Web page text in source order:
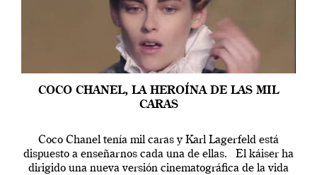
COCO CHANEL, LA HEROÍNA DE LAS MIL
CARAS
Coco Chanel tenía mil caras y Karl Lagerfeld está
dispuesto a enseñarnos cada una de ellas. El káiser ha
dirigido una nueva versión cinematográfica de la vida